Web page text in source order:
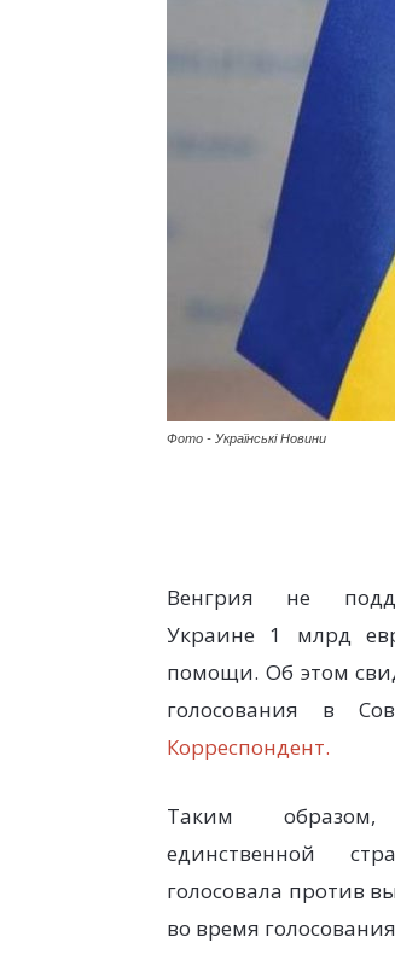
Фото - Українські Новини
Венгрия не
Украине 1 млрд
помощи. Об этом
голосования в
Корреспондент.
Таким
единственной
голосовала против
во время